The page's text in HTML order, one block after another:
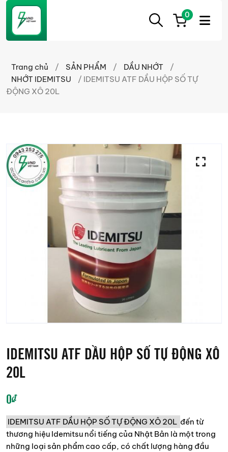
ẮC
CẦN
THƠ
Ắc
Cần
Thơ
tốt
0
Trang chủ / SẢN PHẨM / DẦU NHỚT
/
NHỚT IDEMITSU
/ IDEMITSU ATF DẦU HỘP SỐ TỰ
ĐỘNG XÔ 20L
IDEMITSU ATF DẦU HỘP SỐ TỰ ĐỘNG XÔ
20L
0₫
IDEMITSU ATF DẦU HỘP SỐ TỰ ĐỘNG XÔ 20L đến từ
thương hiệu Idemitsu nổi tiếng của Nhật Bản là một trong
những loại sản phẩm cao cấp, có chất lượng hàng đầu